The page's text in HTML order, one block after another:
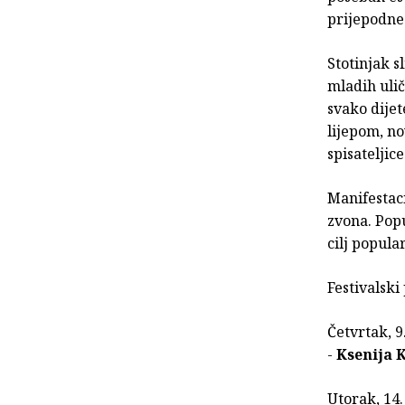
Stotinjak
mladih
svako
lijepom,
zvona.
cilj
Četvrtak,
- Ksenija
Utorak,